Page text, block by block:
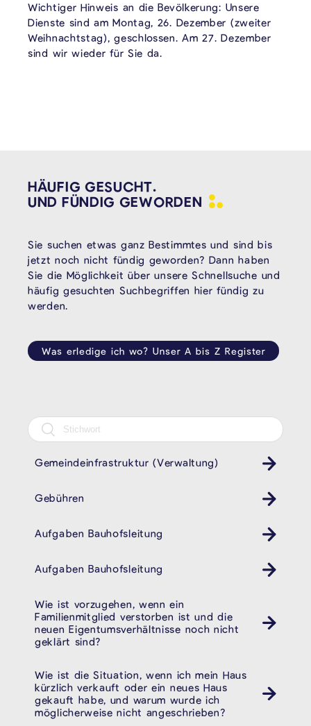
Wichtiger Hinweis an die Bevölkerung: Unsere
Dienste sind am Montag, 26. Dezember (zweiter
Weihnachtstag), geschlossen. Am 27. Dezember
sind wir wieder für Sie da.
HÄUFIG GESUCHT.
UND FÜNDIG GEWORDEN
Sie suchen etwas ganz Bestimmtes und sind bis
jetzt noch nicht fündig geworden? Dann haben
Sie die Möglichkeit über unsere Schnellsuche und
häufig gesuchten Suchbegriffen hier fündig zu
werden.
Was erledige ich wo? Unser A bis Z Register
Gemeindeinfrastruktur (Verwaltung)
Gebühren
Aufgaben Bauhofsleitung
Aufgaben Bauhofsleitung
Wie ist vorzugehen, wenn ein
Familienmitglied verstorben ist und die
neuen Eigentumsverhältnisse noch nicht
geklärt sind?
Wie ist die Situation, wenn ich mein Haus
kürzlich verkauft oder ein neues Haus
gekauft habe, und warum wurde ich
möglicherweise nicht angeschrieben?